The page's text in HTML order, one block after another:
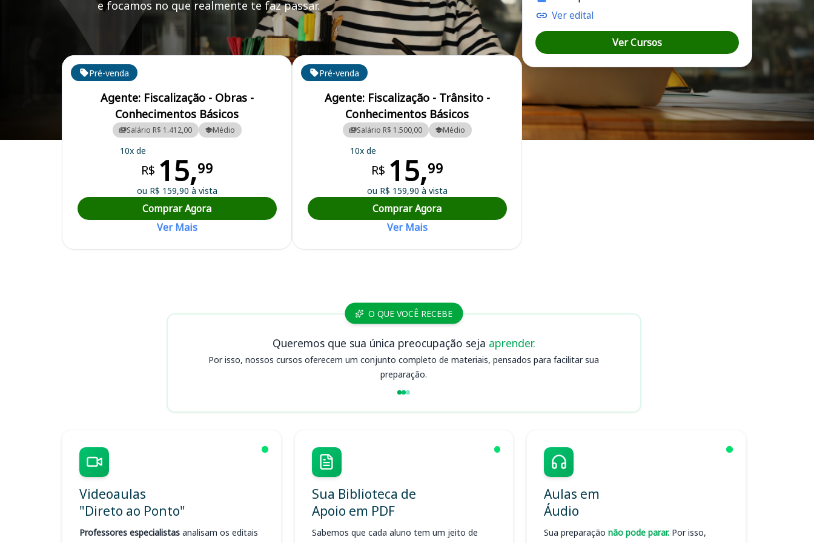
e focamos no que realmente te faz passar.
Curso Preparatório para o Concurso Capanema/PA - Prefeitura Municipal
Cursos em destaque para passar no concurso
Pré-venda
Agente: Fiscalização - Obras -
Conhecimentos Básicos
Salário R$ 1.412,00 Médio
10x de
R$ 15,99
ou R$ 159,90 à vista
Comprar Agora
Ver Mais
Pré-venda
Agente: Fiscalização - Trânsito -
Conhecimentos Básicos
Salário R$ 1.500,00 Médio
10x de
R$ 15,99
ou R$ 159,90 à vista
Comprar Agora
Ver Mais
Ver edital
Ver Cursos
O QUE VOCÊ RECEBE
Queremos que sua única preocupação seja aprender.
Por isso, nossos cursos oferecem um conjunto completo de materiais, pensados para facilitar sua
preparação.
Videoaulas
"Direto ao Ponto"
Professores especialistas analisam os editais
Sua Biblioteca de
Apoio em PDF
Sabemos que cada aluno tem um jeito de
Aulas em
Áudio
Sua preparação não pode parar. Por isso,